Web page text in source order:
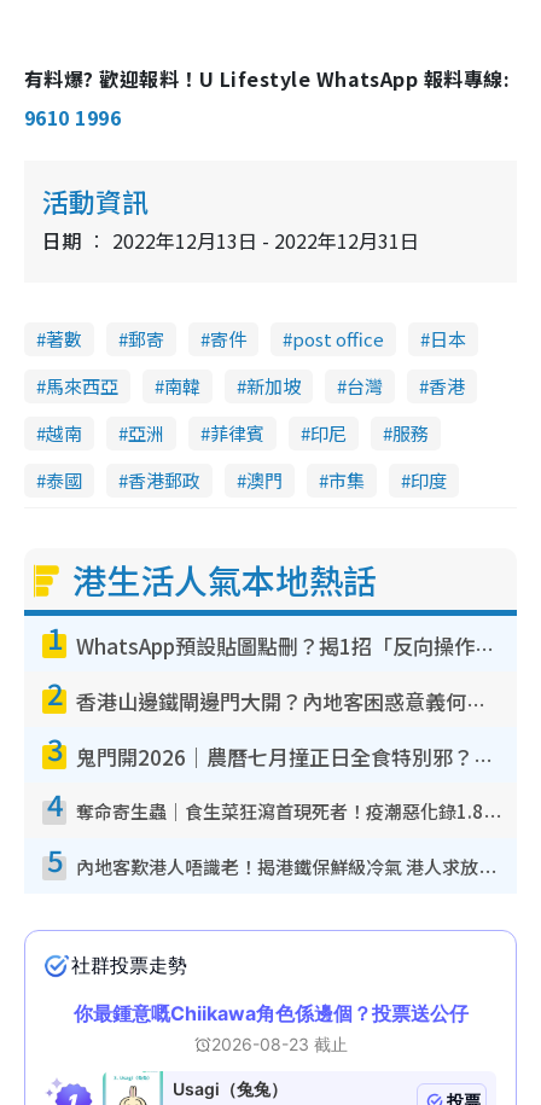
.
5
a
e
n
有料爆? 歡迎報料！U Lifestyle WhatsApp 報料專線:
9610 1996
活動資訊
日期 2022年12月13日 - 2022年12月31日
著數 郵寄 寄件 post office
日本
馬來西亞
南韓 新加坡 台灣
香港
越南
亞洲 菲律賓 印尼
服務
泰國
香港郵政 澳門 市集 印度
港生活人氣本地熱話
1 WhatsApp預設貼圖點刪？揭1招「反向操作」還原簡潔介面 附3步實測教學
2 香港山邊鐵閘邊門大開？內地客困惑意義何在！網民神回覆：呢種叫法理性防禦
3 鬼門開2026｜農曆七月撞正日全食特別邪？專家警告切忌做一事！揭4大禁忌+2招保平安
4 奪命寄生蟲｜食生菜狂瀉首現死者！疫潮惡化錄1.8萬宗病例 揭洗菜3大謬誤
5 內地客歎港人唔識老！揭港鐵保鮮級冷氣 港人求放過：咪投訴